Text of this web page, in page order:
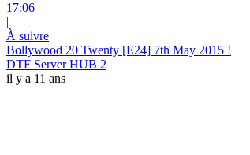
17:06
|
À suivre
Bollywood 20 Twenty [E24] 7th May 2015 !
DTF Server HUB 2
il y a 11 ans